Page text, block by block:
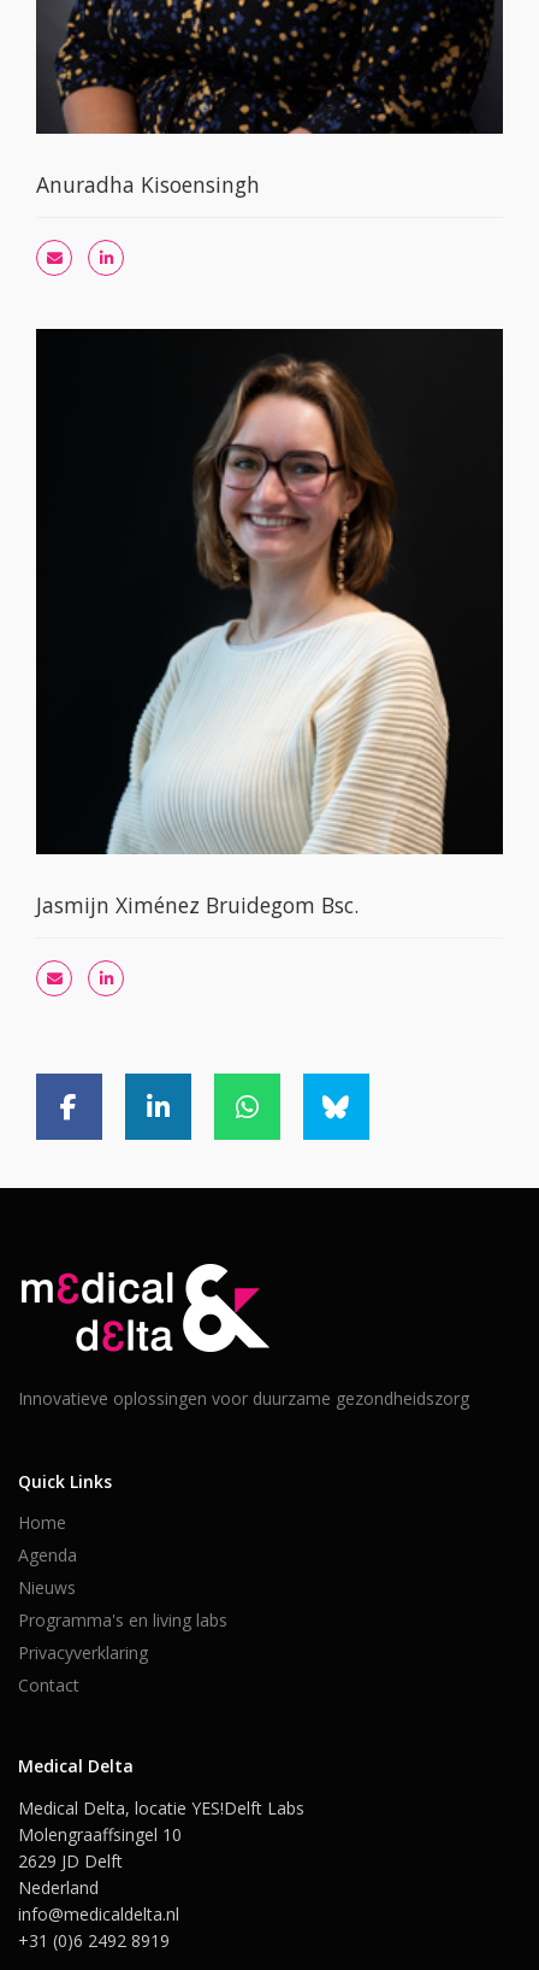
Anuradha Kisoensingh
Jasmijn Ximénez Bruidegom Bsc.
Innovatieve oplossingen voor duurzame gezondheidszorg
Quick Links
Home
Agenda
Nieuws
Programma's en living labs
Privacyverklaring
Contact
Medical Delta
Medical Delta, locatie YES!Delft Labs
Molengraaffsingel 10
2629 JD Delft
Nederland
info@medicaldelta.nl
+31 (0)6 2492 8919